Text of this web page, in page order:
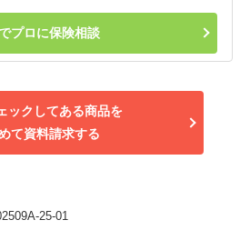
プロに保険相談
ックしてある商品を
て資料請求する
25-01